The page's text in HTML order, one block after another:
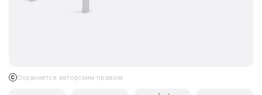
Охраняется авторским правом